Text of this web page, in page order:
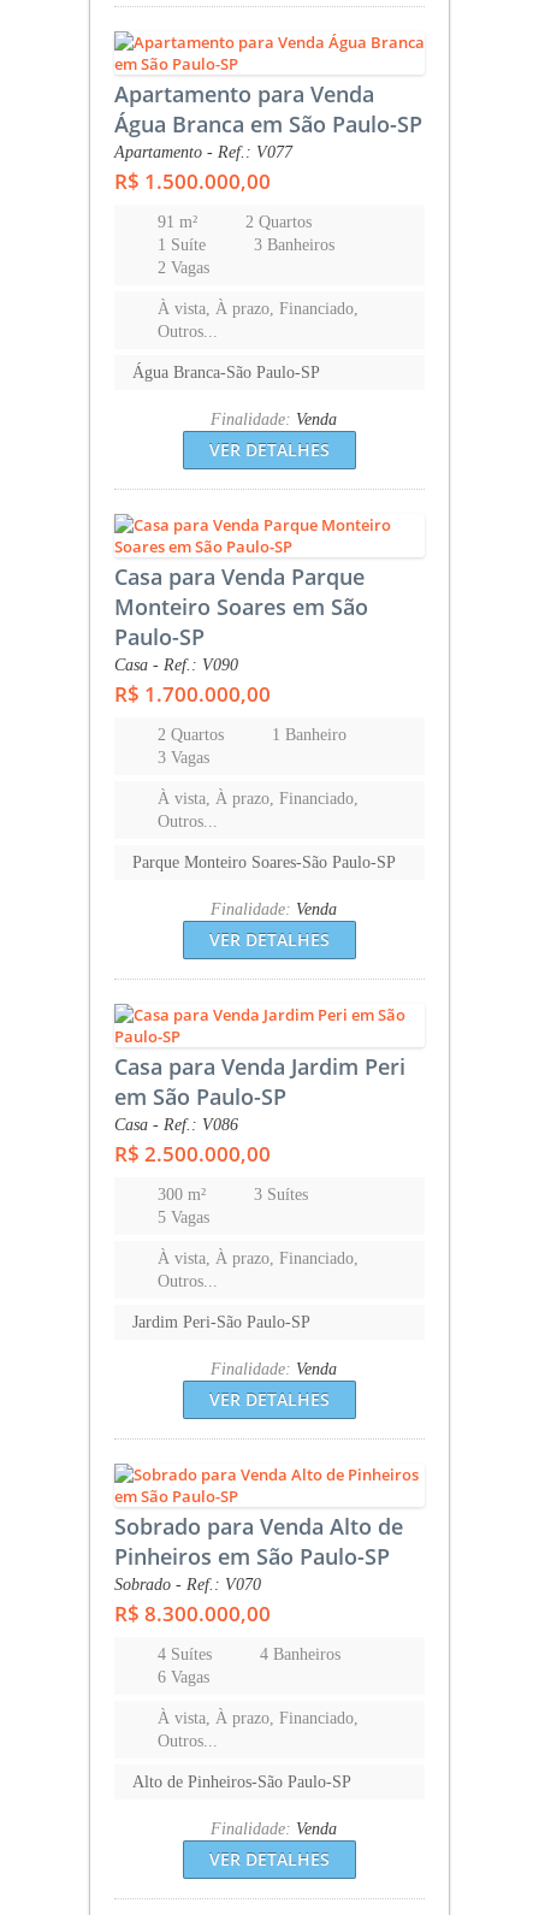
Apartamento para Venda
Água Branca em São Paulo-SP
Apartamento - Ref.: V077
R$ 1.500.000,00
91 m²
2 Quartos
1 Suíte
3 Banheiros
2 Vagas
À vista, À prazo, Financiado,
Outros...
Água Branca-São Paulo-SP
Finalidade: Venda
VER DETALHES
Casa para Venda Parque
Monteiro Soares em São
Paulo-SP
Casa - Ref.: V090
R$ 1.700.000,00
2 Quartos
1 Banheiro
3 Vagas
À vista, À prazo, Financiado,
Outros...
Parque Monteiro Soares-São Paulo-SP
Finalidade: Venda
VER DETALHES
Casa para Venda Jardim Peri
em São Paulo-SP
Casa - Ref.: V086
R$ 2.500.000,00
300 m²
3 Suítes
5 Vagas
À vista, À prazo, Financiado,
Outros...
Jardim Peri-São Paulo-SP
Finalidade: Venda
VER DETALHES
Sobrado para Venda Alto de
Pinheiros em São Paulo-SP
Sobrado - Ref.: V070
R$ 8.300.000,00
4 Suítes
4 Banheiros
6 Vagas
À vista, À prazo, Financiado,
Outros...
Alto de Pinheiros-São Paulo-SP
Finalidade: Venda
VER DETALHES